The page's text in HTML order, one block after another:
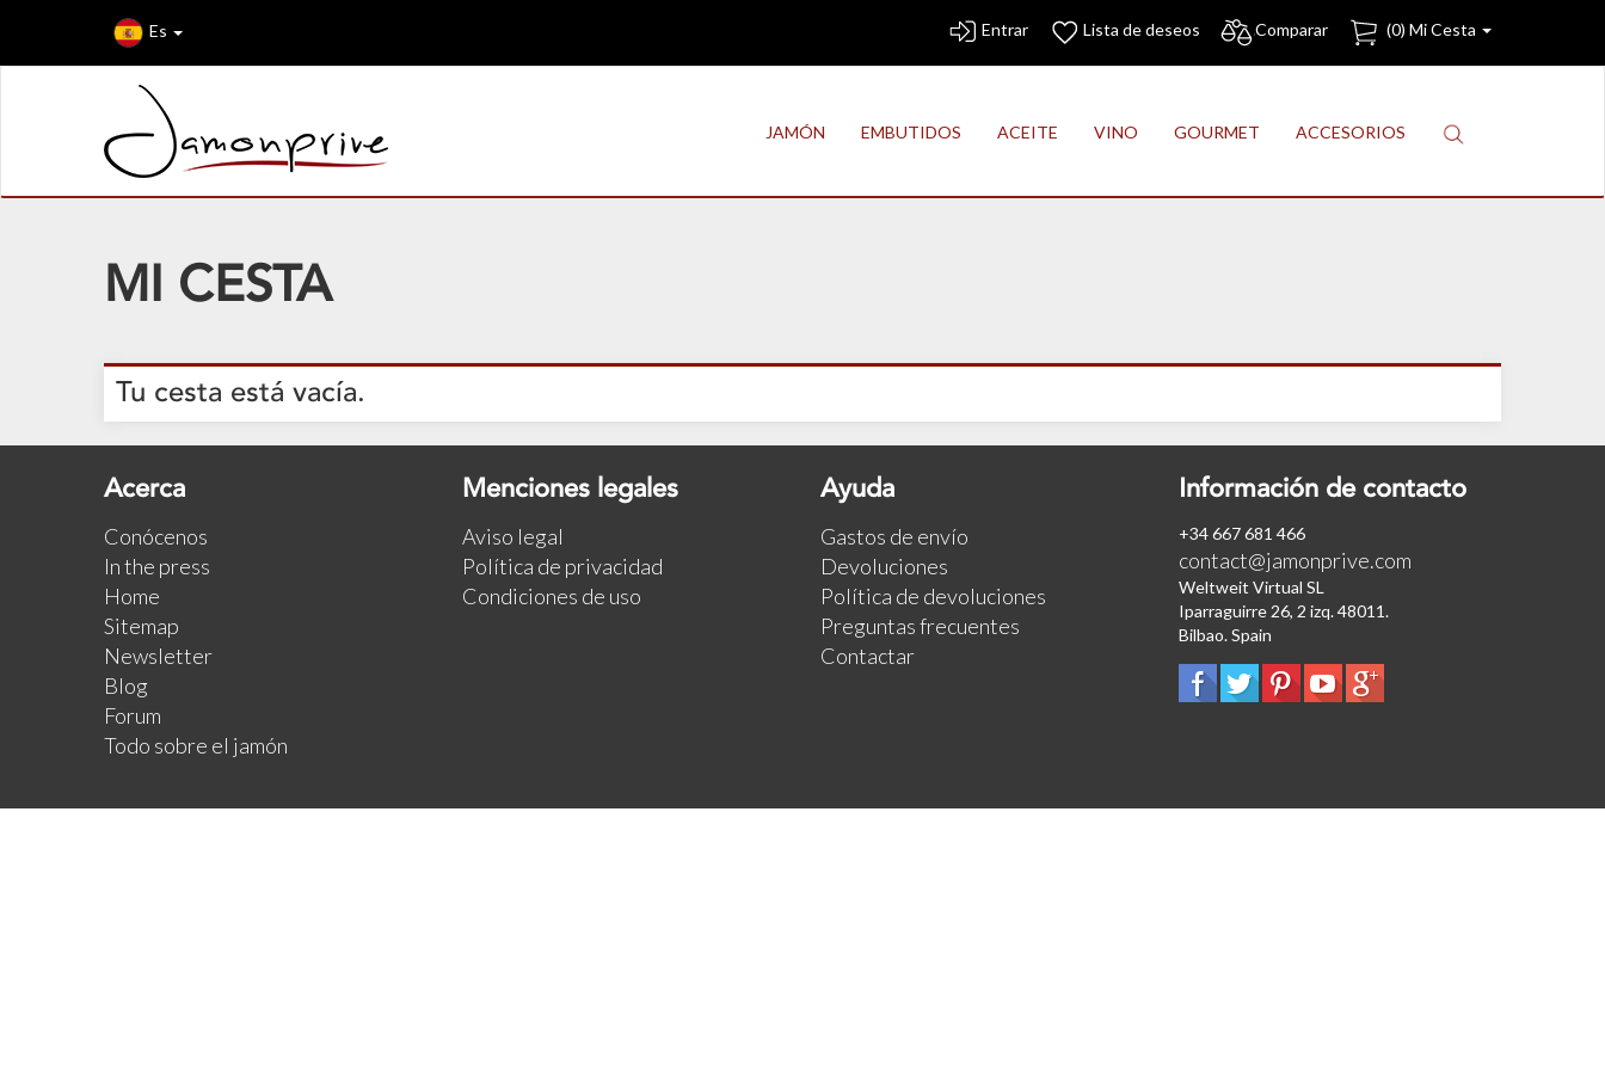
Es Entrar Lista de deseos Comparar (0) Mi Cesta
JAMÓN EMBUTIDOS ACEITE VINO GOURMET ACCESORIOS
MI CESTA
Tu cesta está vacía.
Acerca
Conócenos
In the press
Home
Sitemap
Newsletter
Blog
Forum
Todo sobre el jamón
Menciones legales
Aviso legal
Política de privacidad
Condiciones de uso
Ayuda
Gastos de envío
Devoluciones
Política de devoluciones
Preguntas frecuentes
Contactar
Información de contacto
+34 667 681 466
contact@jamonprive.com
Weltweit Virtual SL
Iparraguirre 26, 2 izq. 48011.
Bilbao. Spain